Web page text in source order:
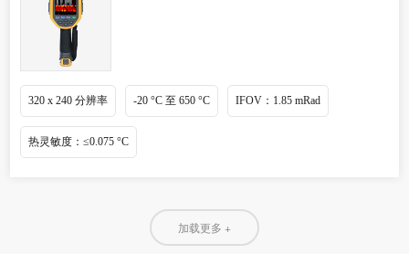
320 x 240 分辨率 -20 °C 至 650 °C IFOV：1.85 mRad
热灵敏度：≤0.075 °C
加载更多 +